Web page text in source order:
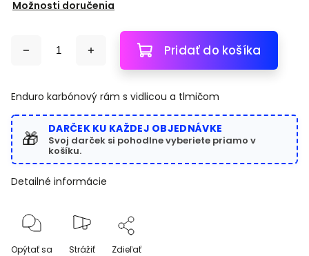
Možnosti doručenia
Pridať do košíka
Enduro karbónový rám s vidlicou a tlmičom
🎁 DARČEK KU KAŽDEJ OBJEDNÁVKE
Svoj darček si pohodlne vyberiete priamo v
košíku.
Detailné informácie
Opýtať sa Strážiť Zdieľať